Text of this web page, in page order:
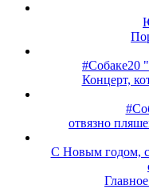
#Собаке20
Концерт,
отвязно
С Новым годом, с